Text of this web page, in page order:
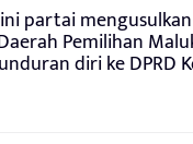
partai
Pemilihan
diri ke DPRD